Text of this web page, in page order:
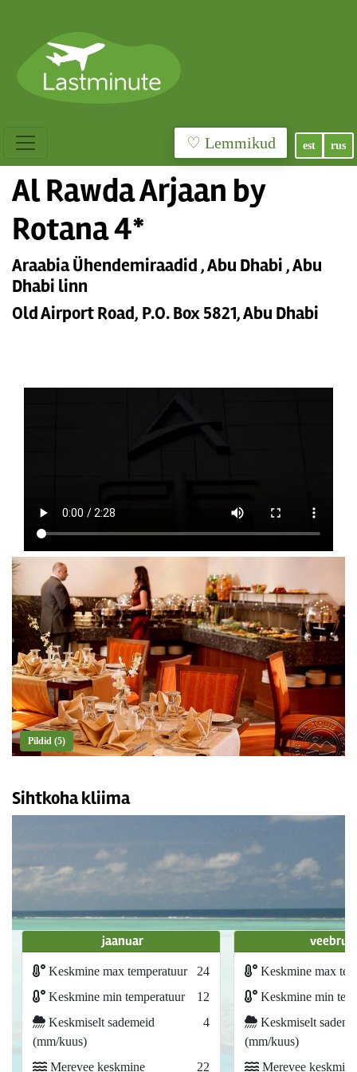
♡ Lemmikud est rus
Al Rawda Arjaan by
Rotana 4*
Araabia Ühendemiraadid , Abu Dhabi , Abu
Dhabi linn
Old Airport Road, P.O. Box 5821, Abu Dhabi
Pildid (5)
Sihtkoha kliima
jaanuar
Keskmine max temperatuur
24
Keskmine min temperatuur
12
Keskmiselt sademeid
(mm/kuus)
4
Merevee keskmine 22
Keskmine max
Keskmine min
Keskmiselt
(mm/kuus)
Merevee keskmine